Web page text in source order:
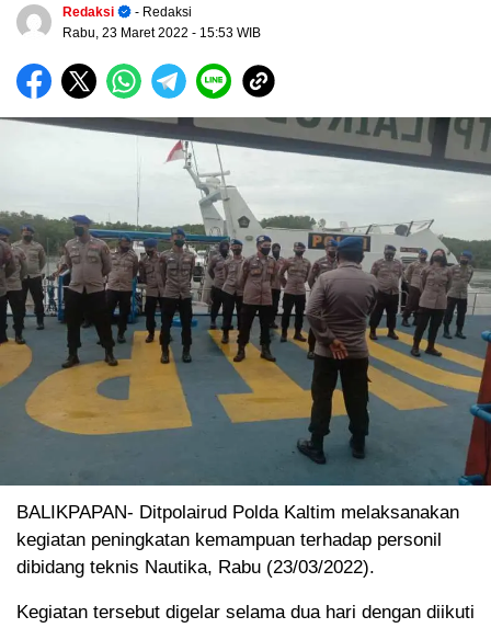
Redaksi
- Redaksi
Rabu, 23 Maret 2022 - 15:53 WIB
BALIKPAPAN- Ditpolairud Polda Kaltim melaksanakan
kegiatan peningkatan kemampuan terhadap personil
dibidang teknis Nautika, Rabu (23/03/2022).
Kegiatan tersebut digelar selama dua hari dengan diikuti